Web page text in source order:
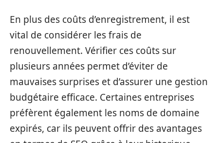
En plus des coûts d’enregistrement, il est
vital de considérer les frais de
renouvellement. Vérifier ces coûts sur
plusieurs années permet d’éviter de
mauvaises surprises et d’assurer une gestion
budgétaire efficace. Certaines entreprises
préfèrent également les noms de domaine
expirés, car ils peuvent offrir des avantages